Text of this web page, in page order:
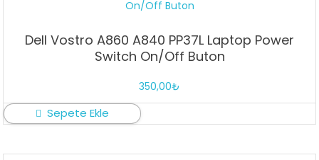
Dell Vostro A860 A840 PP37L Laptop Power
Switch On/Off Buton
350,00₺
Sepete Ekle